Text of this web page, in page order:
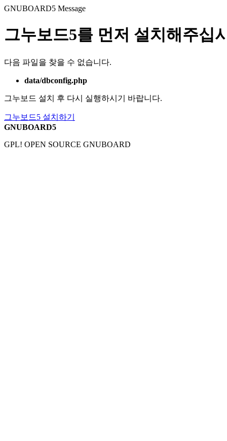
GNUBOARD5 Message
그누보드5를 먼저 설치해주십
다음 파일을 찾을 수 없습니다.
data/dbconfig.php
그누보드 설치 후 다시 실행하시기 바랍니다.
그누보드5 설치하기
GNUBOARD5
GPL! OPEN SOURCE GNUBOARD